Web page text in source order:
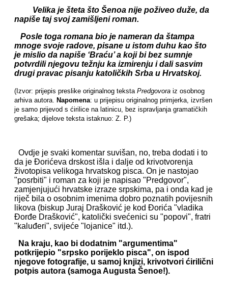
Velika je šteta što Šenoa nije poživeo duže, da
napiše taj svoj zamišljeni roman.
Posle toga romana bio je nameran da štampa
mnoge svoje radove, pisane u istom duhu kao što
je mislio da napiše ‘Braću’ a koji bi bez sumnje
potvrdili njegovu težnju ka izmirenju i dali sasvim
drugi pravac pisanju katoličkih Srba u Hrvatskoj.
(Izvor: prijepis preslike originalnog teksta Predgovora iz osobnog
arhiva autora. Napomena: u prijepisu originalnog primjerka, izvršen
je samo prijevod s ćirilice na latinicu, bez ispravljanja gramatičkih
grešaka; dijelove teksta istaknuo: Z. P.)
Ovdje je svaki komentar suvišan, no, treba dodati i to
da je Đorićeva drskost išla i dalje od krivotvorenja
životopisa velikoga hrvatskog pisca. On je nastojao
"posrbiti" i roman za koji je napisao "Predgovor",
zamjenjujući hrvatske izraze srpskima, pa i onda kad je
riječ bila o osobnim imenima dobro poznatih povijesnih
likova (biskup Juraj Drašković je kod Đorića "vladika
Đorđe Drašković", katolički svećenici su "popovi", fratri
"kaluđeri", svijeće "lojanice" itd.).
Na kraju, kao bi dodatnim "argumentima"
potkrijepio "srpsko porijeklo pisca", on ispod
njegove fotografije, u samoj knjizi, krivotvori ćirilični
potpis autora (samoga Augusta Šenoe!).